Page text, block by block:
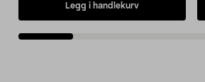
Legg i handlekurv